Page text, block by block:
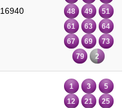
16940
48
49
51
61
63
64
67
69
73
79
2
1 3
5
12
21
25